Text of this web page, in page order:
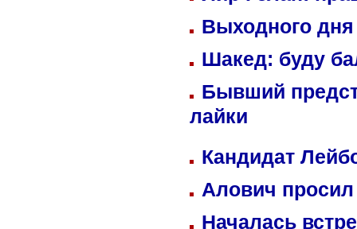
Выходного
Шакед: буду
Бывший
лайки
Кандидат
Алович просил
Началась